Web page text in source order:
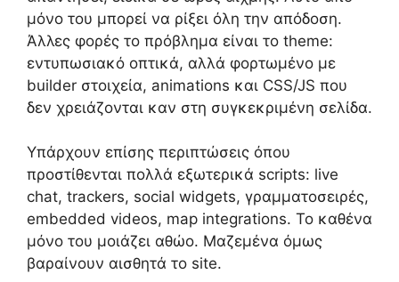
μόνο του μπορεί να ρίξει όλη την απόδοση.
Άλλες φορές το πρόβλημα είναι το theme:
εντυπωσιακό οπτικά, αλλά φορτωμένο με
builder στοιχεία, animations και CSS/JS που
δεν χρειάζονται καν στη συγκεκριμένη σελίδα.
Υπάρχουν επίσης περιπτώσεις όπου
προστίθενται πολλά εξωτερικά scripts: live
chat, trackers, social widgets, γραμματοσειρές,
embedded videos, map integrations. Το καθένα
μόνο του μοιάζει αθώο. Μαζεμένα όμως
βαραίνουν αισθητά το site.